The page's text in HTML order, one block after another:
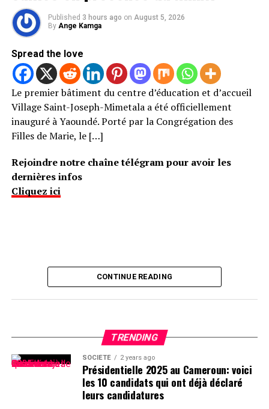
Published 3 hours ago on August 5, 2026
By Ange Kamga
Spread the love
Le premier bâtiment du centre d’éducation et d’accueil
Village Saint-Joseph-Mimetala a été officiellement
inauguré à Yaoundé. Porté par la Congrégation des
Filles de Marie, le […]
Rejoindre notre chaîne télégram pour avoir les
dernières infos
Cliquez ici
CONTINUE READING
TRENDING
SOCIÉTÉ 2 years ago
Présidentielle 2025 au Cameroun: voici
les 10 candidats qui ont déjà déclaré
leurs candidatures